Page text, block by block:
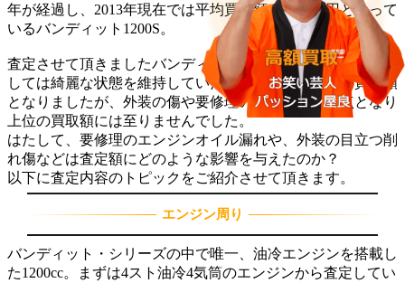
年が経過し、2013年現在では平均買取額は約29万円となって
いるバンディット1200S。
査定させて頂きましたバンディット1200Sは2000年モデルと
しては綺麗な状態を維持していたため平均相場以上の買取額
となりましたが、外装の傷や要修理のエンジンが減点となり
上位の買取額には至りませんでした。
はたして、要修理のエンジンオイル漏れや、外装の目立つ削
れ傷などは査定額にどのような影響を与えたのか？
以下に査定内容のトピックをご紹介させて頂きます。
エンジン周り
バンディット・シリーズの中で唯一、油冷エンジンを搭載し
た1200cc。まずは4スト油冷4気筒のエンジンから査定してい